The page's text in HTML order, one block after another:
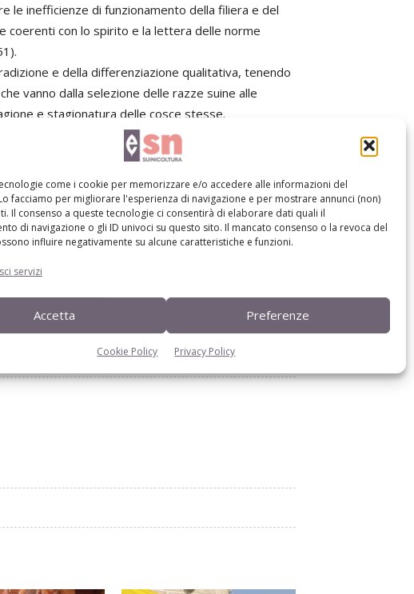
come i cookie per memorizzare e/o accedere alle informazioni del
facciamo per migliorare l'esperienza di navigazione e per mostrare annunci (non)
Il consenso a queste tecnologie ci consentirà di elaborare dati quali il
di navigazione o gli ID univoci su questo sito. Il mancato consenso o la revoca del
influire negativamente su alcune caratteristiche e funzioni.
servizi
Accetta Preferenze
Cookie Policy Privacy Policy
le inefficienze di funzionamento della filiera e del
coerenti con lo spirito e la lettera delle norme
e della differenziazione qualitativa, tenendo
vanno dalla selezione delle razze suine alle
e stagionatura delle cosce stesse.
e processi e applicata una tracciabilità efficace
della scrofa alla sigillatura del
il nesso tra origine e qualità.
produzioni dop
Pinterest